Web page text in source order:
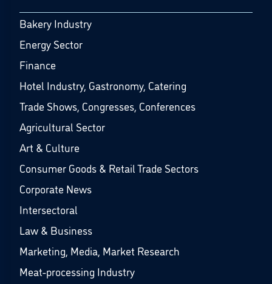
Bakery Industry
Energy Sector
Finance
Hotel Industry, Gastronomy, Catering
Trade Shows, Congresses, Conferences
Agricultural Sector
Art & Culture
Consumer Goods & Retail Trade Sectors
Corporate News
Intersectoral
Law & Business
Marketing, Media, Market Research
Meat-processing Industry